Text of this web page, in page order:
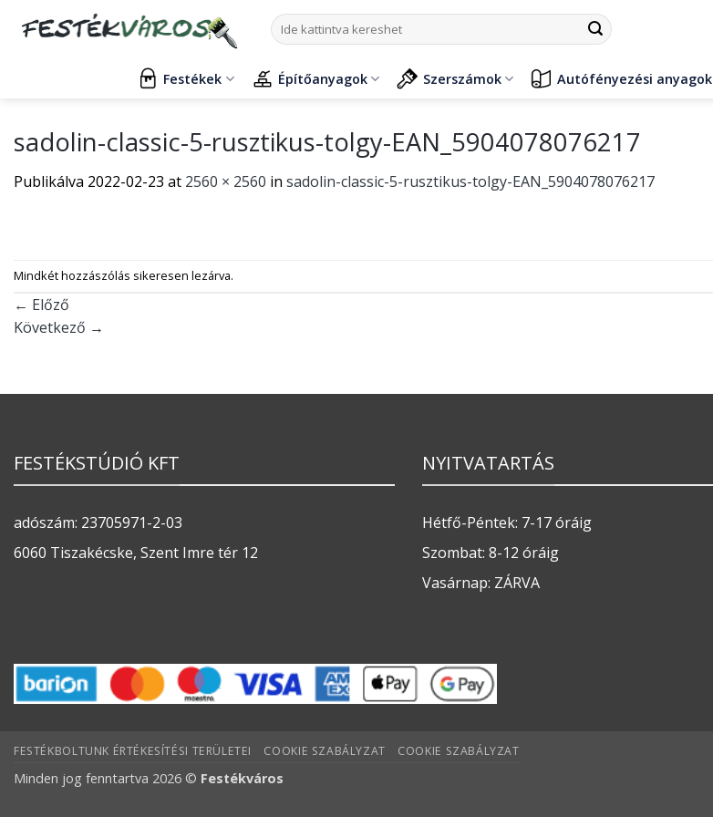
Keresés
a
Festékek Építőanyagok Szerszámok Autófényezési anyagok
sadolin-classic-5-rusztikus-tolgy-EAN_5904078076217
Publikálva 2022-02-23 at 2560 × 2560 in sadolin-classic-5-rusztikus-tolgy-EAN_5904078076217
Mindkét hozzászólás sikeresen lezárva.
← Előző
Következő →
FESTÉKSTÚDIÓ KFT
adószám: 23705971-2-03
6060 Tiszakécske, Szent Imre tér 12
NYITVATARTÁS
Hétfő-Péntek: 7-17 óráig
Szombat: 8-12 óráig
Vasárnap: ZÁRVA
FESTÉKBOLTUNK ÉRTÉKESÍTÉSI TERÜLETEI COOKIE SZABÁLYZAT COOKIE SZABÁLYZAT
Minden jog fenntartva 2026 © Festékváros